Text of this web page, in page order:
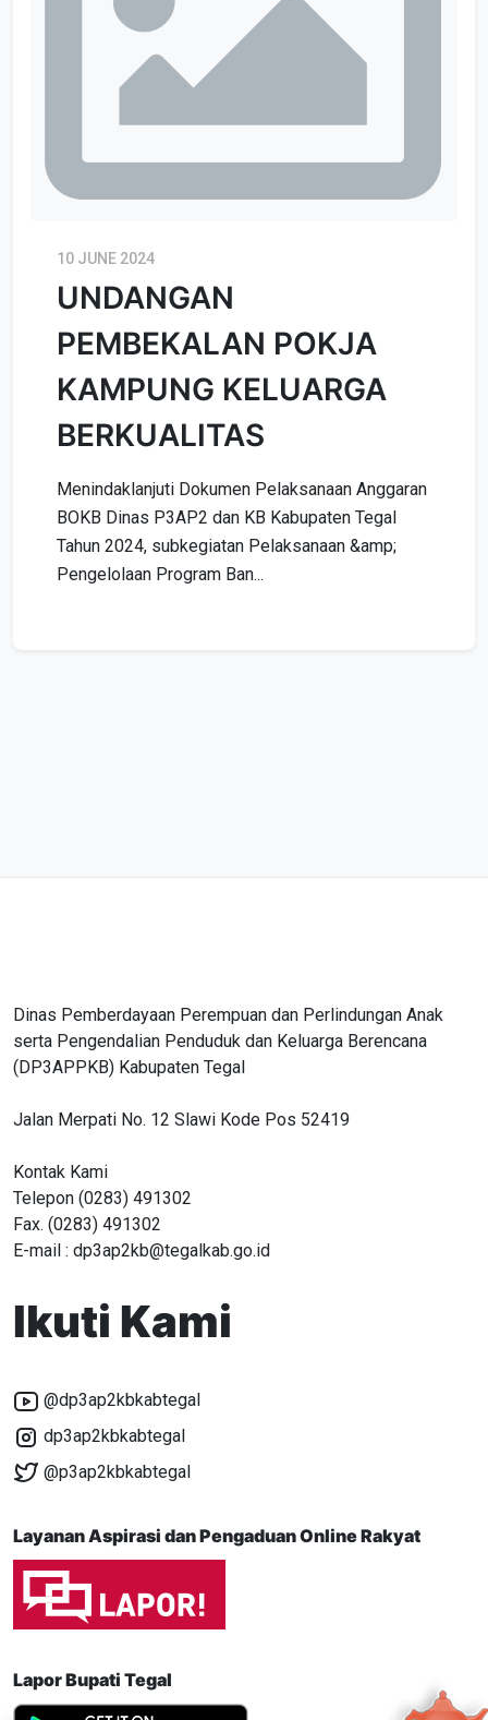
10 JUNE 2024
UNDANGAN
PEMBEKALAN POKJA
KAMPUNG KELUARGA
BERKUALITAS
Menindaklanjuti Dokumen Pelaksanaan Anggaran
BOKB Dinas P3AP2 dan KB Kabupaten Tegal
Tahun 2024, subkegiatan Pelaksanaan &amp;
Pengelolaan Program Ban...
Dinas Pemberdayaan Perempuan dan Perlindungan Anak
serta Pengendalian Penduduk dan Keluarga Berencana
(DP3APPKB) Kabupaten Tegal
Jalan Merpati No. 12 Slawi Kode Pos 52419
Kontak Kami
Telepon (0283) 491302
Fax. (0283) 491302
E-mail : dp3ap2kb@tegalkab.go.id
Ikuti Kami
@dp3ap2kbkabtegal
dp3ap2kbkabtegal
@p3ap2kbkabtegal
Layanan Aspirasi dan Pengaduan Online Rakyat
Lapor Bupati Tegal